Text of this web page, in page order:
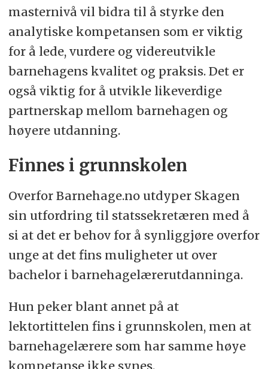
masternivå vil bidra til å styrke den
analytiske kompetansen som er viktig
for å lede, vurdere og videreutvikle
barnehagens kvalitet og praksis. Det er
også viktig for å utvikle likeverdige
partnerskap mellom barnehagen og
høyere utdanning.
Finnes i grunnskolen
Overfor Barnehage.no utdyper Skagen
sin utfordring til statssekretæren med å
si at det er behov for å synliggjøre overfor
unge at det fins muligheter ut over
bachelor i barnehagelærerutdanninga.
Hun peker blant annet på at
lektortittelen fins i grunnskolen, men at
barnehagelærere som har samme høye
kompetanse ikke synes.